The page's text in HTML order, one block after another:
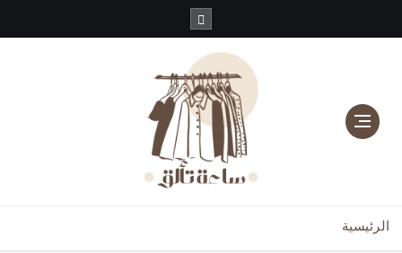
الرئيسية